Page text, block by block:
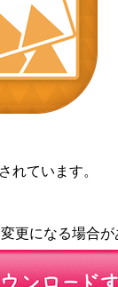
れています。
更になる場合